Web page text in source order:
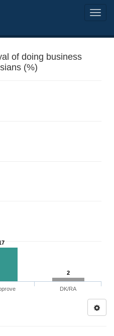
of doing business
(%)
2
DK/RA